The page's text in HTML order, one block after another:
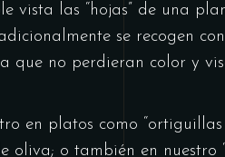
vista las “hojas” de una
se recogen
no perdieran color y
en platos como
o también en nuestro